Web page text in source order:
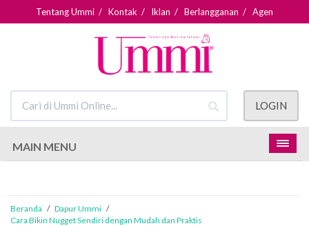
Tentang Ummi / Kontak / Iklan / Berlangganan / Agen
LOGIN
MAIN MENU
Beranda / Dapur Ummi /
Cara Bikin Nugget Sendiri dengan Mudah dan Praktis